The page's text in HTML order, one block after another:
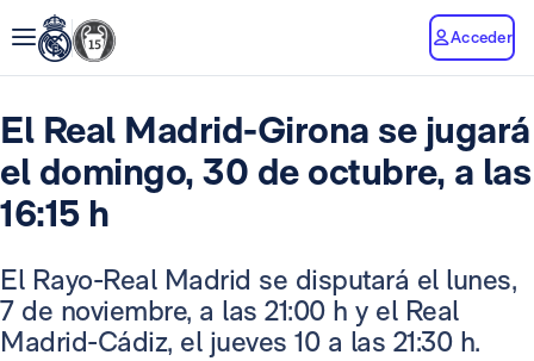
Acceder
El Real Madrid-Girona se jugará
el domingo, 30 de octubre, a las
16:15 h
El Rayo-Real Madrid se disputará el lunes,
7 de noviembre, a las 21:00 h y el Real
Madrid-Cádiz, el jueves 10 a las 21:30 h.